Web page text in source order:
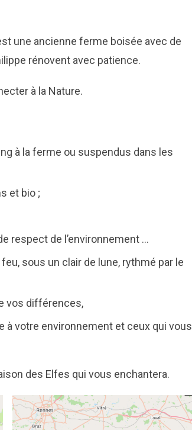
une ancienne ferme boisée avec de
rénovent avec patience.
à la Nature.
à la ferme ou suspendus dans les
et bio ;
respect de l’environnement …
sous un clair de lune, rythmé par le
vos différences,
à votre environnement et ceux qui vous
des Elfes qui vous enchantera.